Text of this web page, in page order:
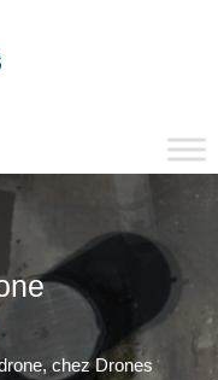
chez Drones